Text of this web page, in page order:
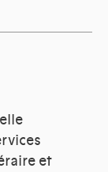
et